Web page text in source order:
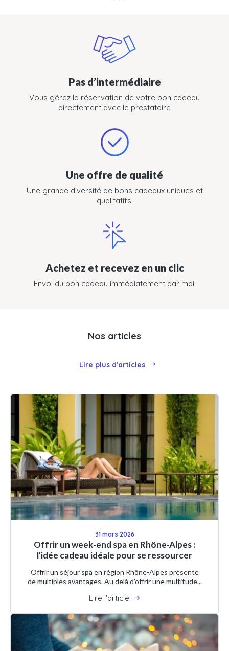
Pas d’intermédiaire
Vous gérez la réservation de votre bon cadeau
directement avec le prestataire
Une offre de qualité
Une grande diversité de bons cadeaux uniques et
qualitatifs.
Achetez et recevez en un clic
Envoi du bon cadeau immédiatement par mail
Nos articles
Lire plus d'articles
31 mars 2026
Offrir un week-end spa en Rhône-Alpes :
l'idée cadeau idéale pour se ressourcer
Offrir un séjour spa en région Rhône-Alpes présente
de multiples avantages. Au delà d'offrir une multitude...
Lire l'article